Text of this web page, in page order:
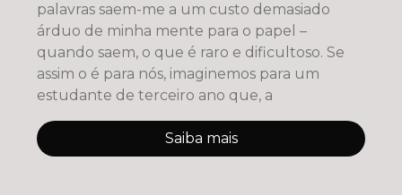
palavras saem-me a um custo demasiado
árduo de minha mente para o papel –
quando saem, o que é raro e dificultoso. Se
assim o é para nós, imaginemos para um
estudante de terceiro ano que, a
Saiba mais